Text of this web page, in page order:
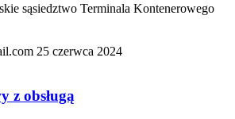
sąsiedztwo Terminala Kontenerowego
25 czerwca 2024
z obsługą